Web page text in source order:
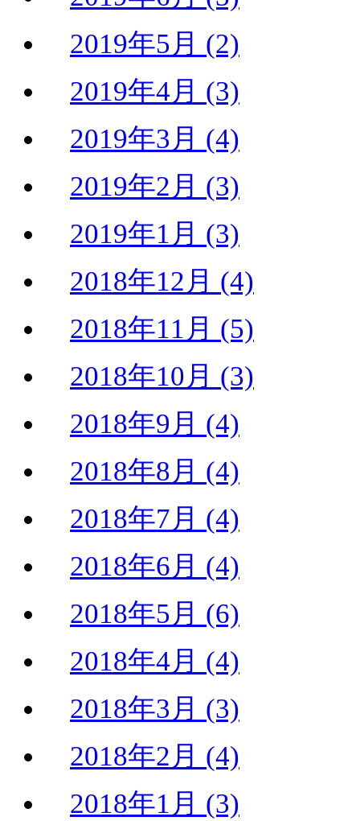
2019年5月 (2)
2019年4月 (3)
2019年3月 (4)
2019年2月 (3)
2019年1月 (3)
2018年12月 (4)
2018年11月 (5)
2018年10月 (3)
2018年9月 (4)
2018年8月 (4)
2018年7月 (4)
2018年6月 (4)
2018年5月 (6)
2018年4月 (4)
2018年3月 (3)
2018年2月 (4)
2018年1月 (3)